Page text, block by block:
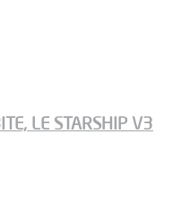
LE STARSHIP V3